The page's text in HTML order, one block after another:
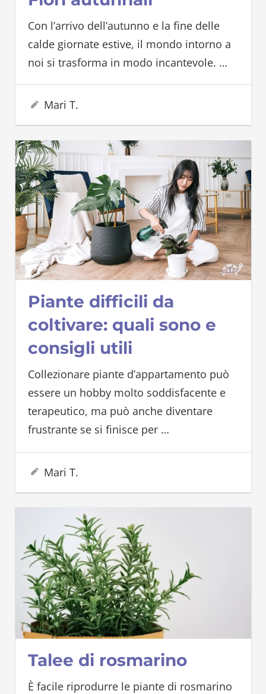
Con l’arrivo dell’autunno e la fine delle
calde giornate estive, il mondo intorno a
noi si trasforma in modo incantevole. …
19 Settembre 2023
Mari T.
Piante difficili da
coltivare: quali sono e
consigli utili
Collezionare piante d’appartamento può
essere un hobby molto soddisfacente e
terapeutico, ma può anche diventare
frustrante se si finisce per …
13 Settembre 2023
Mari T.
Talee di rosmarino
È facile riprodurre le piante di rosmarino